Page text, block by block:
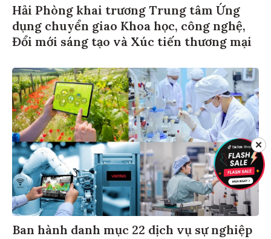
Hải Phòng khai trương Trung tâm Ứng
dụng chuyển giao Khoa học, công nghệ,
Đổi mới sáng tạo và Xúc tiến thương mại
Ban hành danh mục 22 dịch vụ sự nghiệp
✕